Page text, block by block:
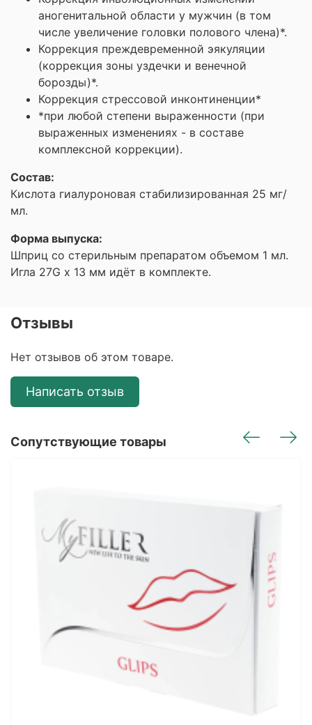
аногенитальной области у мужчин (в том
числе увеличение головки полового члена)*.
Коррекция преждевременной эякуляции
(коррекция зоны уздечки и венечной
борозды)*.
Коррекция стрессовой инконтиненции*
*при любой степени выраженности (при
выраженных изменениях - в составе
комплексной коррекции).
Состав:
Кислота гиалуроновая стабилизированная 25 мг/
мл.
Форма выпуска:
Шприц со стерильным препаратом объемом 1 мл.
Игла 27G x 13 мм идёт в комплекте.
Отзывы
Нет отзывов об этом товаре.
Написать отзыв
Сопутствующие товары